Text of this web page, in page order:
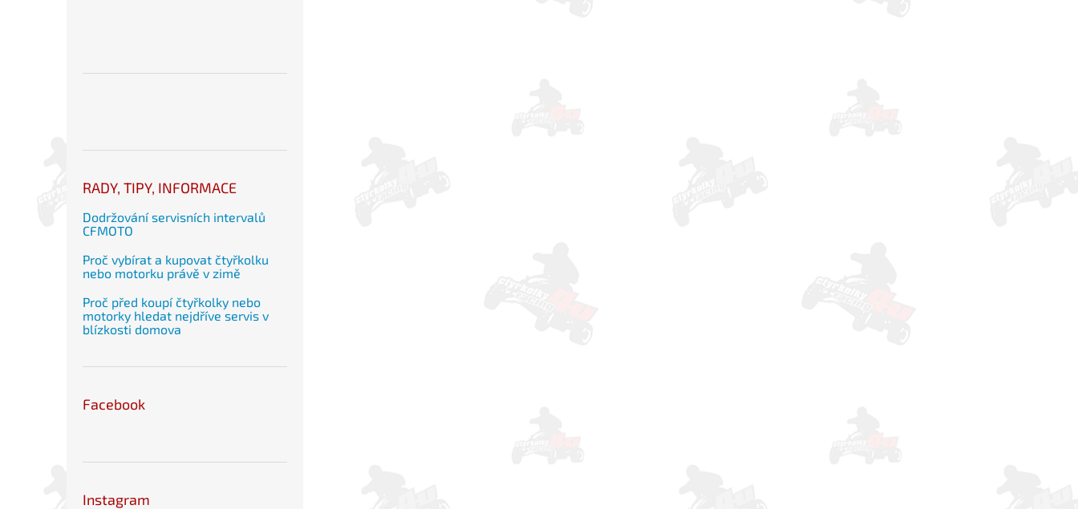
RADY, TIPY, INFORMACE
Dodržování servisních intervalů
CFMOTO
Proč vybírat a kupovat čtyřkolku
nebo motorku právě v zimě
Proč před koupí čtyřkolky nebo
motorky hledat nejdříve servis v
blízkosti domova
Facebook
Instagram